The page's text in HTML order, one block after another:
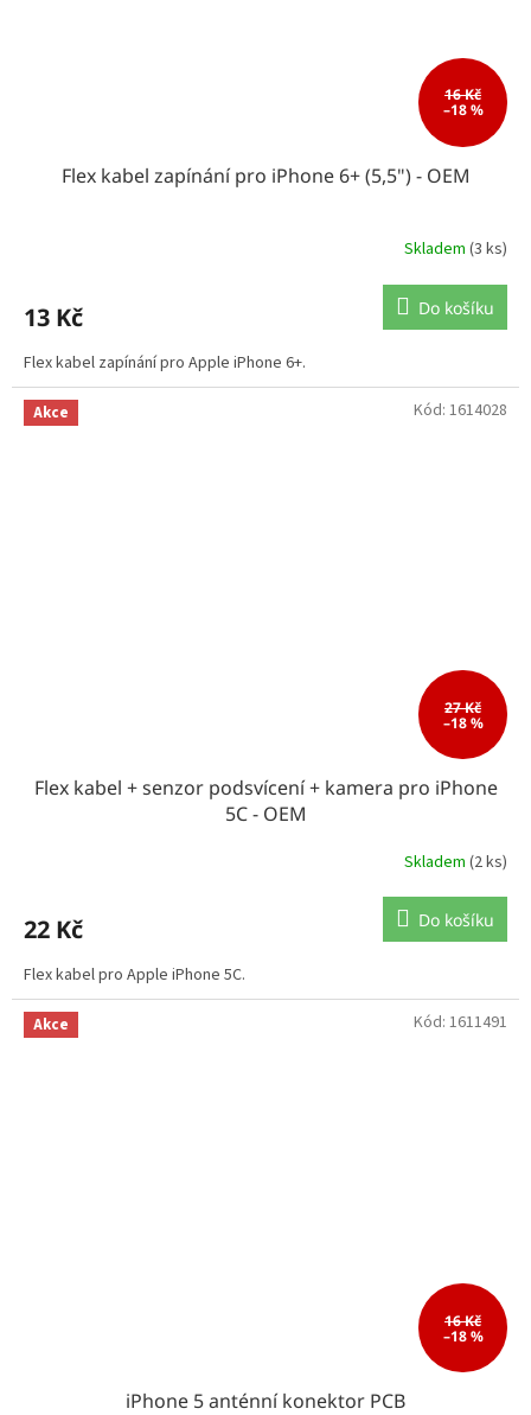
16 Kč
–18 %
Flex kabel zapínání pro iPhone 6+ (5,5") - OEM
Skladem (3 ks)
13 Kč Do košíku
Flex kabel zapínání pro Apple iPhone 6+.
Akce
27 Kč
–18 %
Flex kabel + senzor podsvícení + kamera pro iPhone
5C - OEM
Skladem (2 ks)
22 Kč Do košíku
Flex kabel pro Apple iPhone 5C.
Kód: 1614028
Akce
16 Kč
–18 %
iPhone 5 anténní konektor PCB
Kód: 1611491